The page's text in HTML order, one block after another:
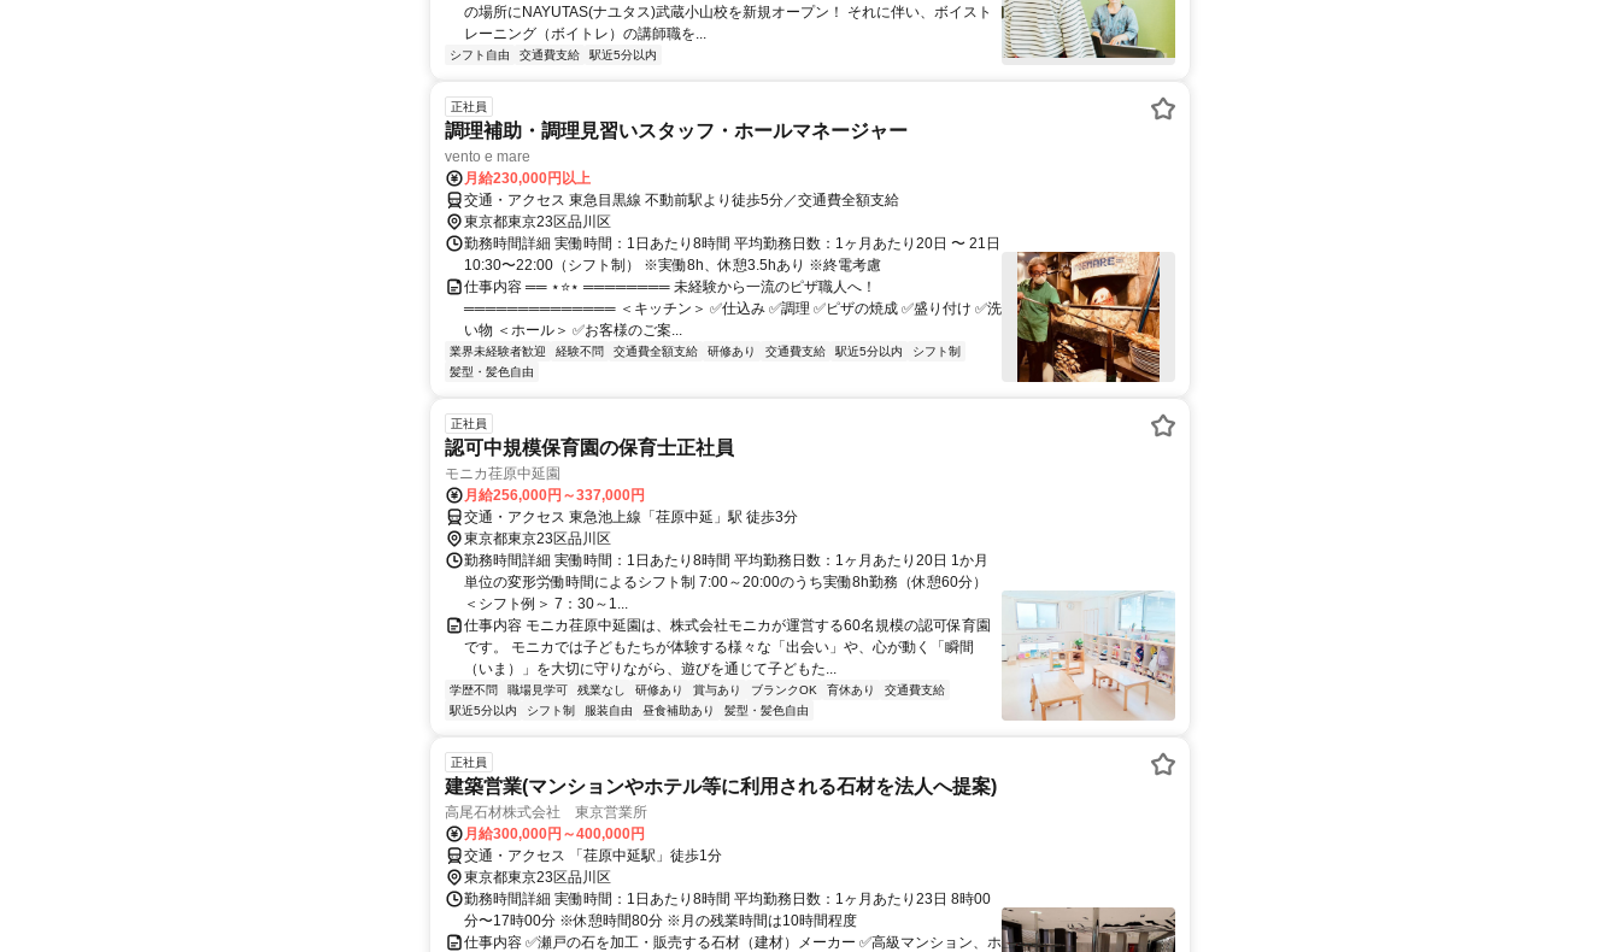
の場所にNAYUTAS(ナユタス)武蔵小山校を新規オープン！ それに伴い、ボイスト
レーニング（ボイトレ）の講師職を...
シフト自由 交通費支給 駅近5分以内
正社員
調理補助・調理見習いスタッフ・ホールマネージャー
vento e mare
月給230,000円以上
交通・アクセス 東急目黒線 不動前駅より徒歩5分／交通費全額支給
東京都東京23区品川区
勤務時間詳細 実働時間：1日あたり8時間 平均勤務日数：1ヶ月あたり20日 〜 21日
10:30〜22:00（シフト制） ※実働8h、休憩3.5hあり ※終電考慮
仕事内容 ══ ⋆⭐⋆ ════════ 未経験から一流のピザ職人へ！
══════════════ ＜キッチン＞ ✅仕込み ✅調理 ✅ピザの焼成 ✅盛り付け ✅洗
い物 ＜ホール＞ ✅お客様のご案...
業界未経験者歓迎 経験不問 交通費全額支給 研修あり 交通費支給 駅近5分以内
シフト制
髪型・髪色自由
正社員
認可中規模保育園の保育士正社員
モニカ荏原中延園
月給256,000円～337,000円
交通・アクセス 東急池上線「荏原中延」駅 徒歩3分
東京都東京23区品川区
勤務時間詳細 実働時間：1日あたり8時間 平均勤務日数：1ヶ月あたり20日 1か月
単位の変形労働時間によるシフト制 7:00～20:00のうち実働8h勤務（休憩60分）
＜シフト例＞ 7：30～1...
仕事内容 モニカ荏原中延園は、株式会社モニカが運営する60名規模の認可保育園
です。 モニカでは子どもたちが体験する様々な「出会い」や、心が動く「瞬間
（いま）」を大切に守りながら、遊びを通じて子どもた...
学歴不問 職場見学可 残業なし 研修あり 賞与あり ブランクOK 育休あり
交通費支給
駅近5分以内
シフト制 服装自由 昼食補助あり 髪型・髪色自由
正社員
建築営業(マンションやホテル等に利用される石材を法人へ提案)
高尾石材株式会社 東京営業所
月給300,000円～400,000円
交通・アクセス 「荏原中延駅」徒歩1分
東京都東京23区品川区
勤務時間詳細 実働時間：1日あたり8時間 平均勤務日数：1ヶ月あたり23日 8時00
分〜17時00分 ※休憩時間80分 ※月の残業時間は10時間程度
仕事内容 ✅瀬戸の石を加工・販売する石材（建材）メーカー ✅高級マンション、ホ